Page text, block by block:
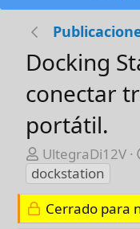
Docking
conectar
portátil.
A
u
t
o
UltegraDi12V
dockstation
Cerrado para